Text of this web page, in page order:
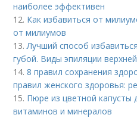
наиболее эффективен
12. Как избавиться от
от милиумов
13.Лучший способ
губой. Виды эпиляции
14.8 правил сохранения
правил женского здоровья:
15. Пюре из цветной капусты
витаминов и минералов